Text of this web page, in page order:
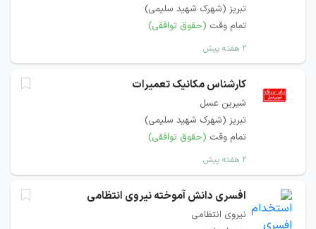
تبریز (شهرک شهید سلیمی)
تمام وقت (حقوق توافقی)
۲ هفته پیش
کارشناس مکانیک تعمیرات
شیرین عسل
تبریز (شهرک شهید سلیمی)
تمام وقت (حقوق توافقی)
۲ هفته پیش
افسری دانش آموخته نیروی انتظامی
نیروی انتظامی